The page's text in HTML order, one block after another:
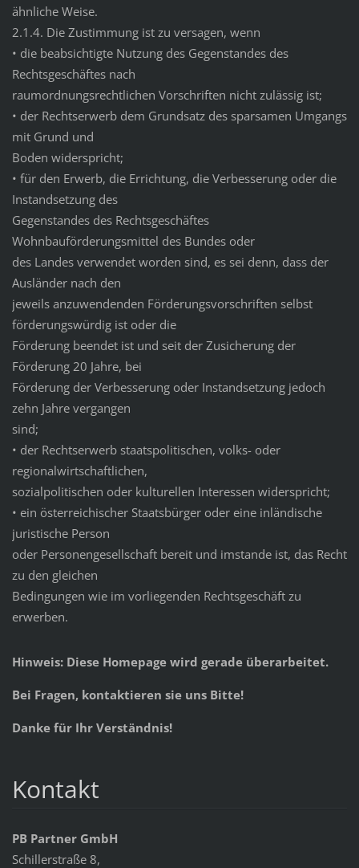
ähnliche Weise.
2.1.4. Die Zustimmung ist zu versagen, wenn
• die beabsichtigte Nutzung des Gegenstandes des
Rechtsgeschäftes nach
raumordnungsrechtlichen Vorschriften nicht zulässig ist;
• der Rechtserwerb dem Grundsatz des sparsamen Umgangs
mit Grund und
Boden widerspricht;
• für den Erwerb, die Errichtung, die Verbesserung oder die
Instandsetzung des
Gegenstandes des Rechtsgeschäftes
Wohnbauförderungsmittel des Bundes oder
des Landes verwendet worden sind, es sei denn, dass der
Ausländer nach den
jeweils anzuwendenden Förderungsvorschriften selbst
förderungswürdig ist oder die
Förderung beendet ist und seit der Zusicherung der
Förderung 20 Jahre, bei
Förderung der Verbesserung oder Instandsetzung jedoch
zehn Jahre vergangen
sind;
• der Rechtserwerb staatspolitischen, volks- oder
regionalwirtschaftlichen,
sozialpolitischen oder kulturellen Interessen widerspricht;
• ein österreichischer Staatsbürger oder eine inländische
juristische Person
oder Personengesellschaft bereit und imstande ist, das Recht
zu den gleichen
Bedingungen wie im vorliegenden Rechtsgeschäft zu
erwerben.
Hinweis: Diese Homepage wird gerade überarbeitet.
Bei Fragen, kontaktieren sie uns Bitte!
Danke für Ihr Verständnis!
Kontakt
PB Partner GmbH
Schillerstraße 8,